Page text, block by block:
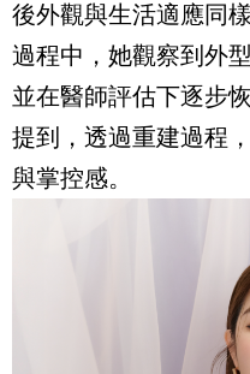
後外觀與生活適應同
過程中，她觀察到外
並在醫師評估下逐步
提到，透過重建過程
與掌控感。